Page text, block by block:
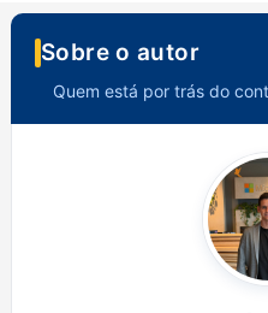
Sobre o autor
Quem está por trás do